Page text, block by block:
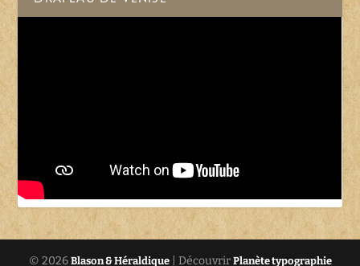
© 2026 Blason & Héraldique| Découvrir Planète typographie